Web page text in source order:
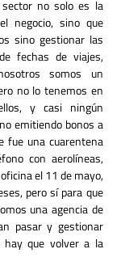
no solo es la
negocio, sino que
sino gestionar las
fechas de viajes,
somos un
no lo tenemos en
y casi ningún
emitiendo bonos a
fue una cuarentena
con aerolíneas,
el 11 de mayo,
pero sí para que
una agencia de
pasar y gestionar
hay que volver a la